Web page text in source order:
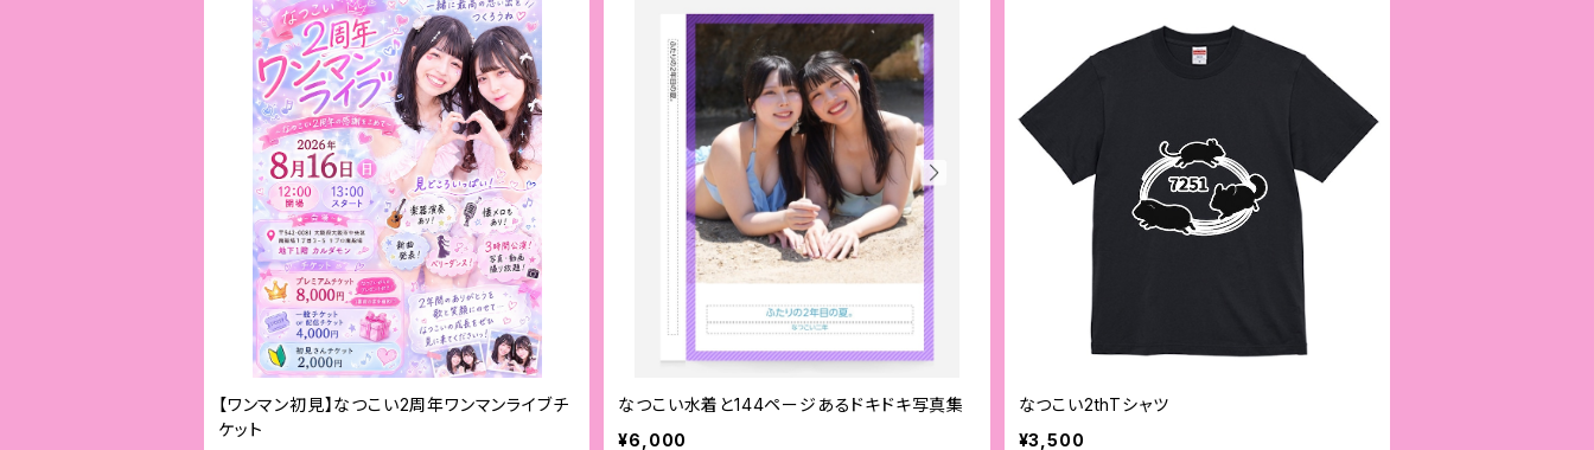
【ワンマン初見】なつこい2周年ワンマンライブチ
ケット
なつこい水着と144ページあるドキドキ写真集
¥6,000
なつこい2thTシャツ
¥3,500